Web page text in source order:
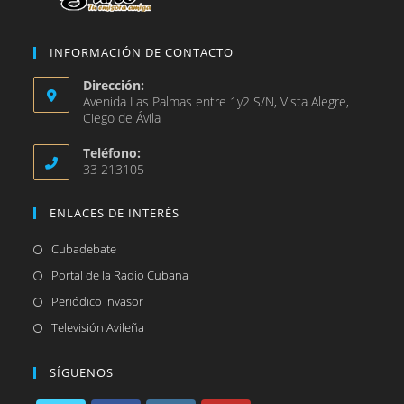
INFORMACIÓN DE CONTACTO
Dirección:
Avenida Las Palmas entre 1y2 S/N, Vista Alegre,
Ciego de Ávila
Teléfono:
33 213105
ENLACES DE INTERÉS
CubadebateSe
abre
Portal de la Radio Cubana
Periódico InvasorSe
abre
Televisión Avileña
SÍGUENOS